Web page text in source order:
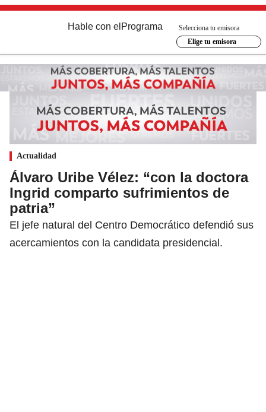
Hable con el Programa
Selecciona tu emisora
Elige tu emisora
Actualidad
Álvaro Uribe Vélez: “con la doctora
Ingrid comparto sufrimientos de
patria”
El jefe natural del Centro Democrático defendió sus
acercamientos con la candidata presidencial.